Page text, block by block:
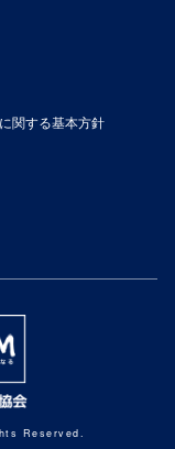
関する基本方針
Reserved.